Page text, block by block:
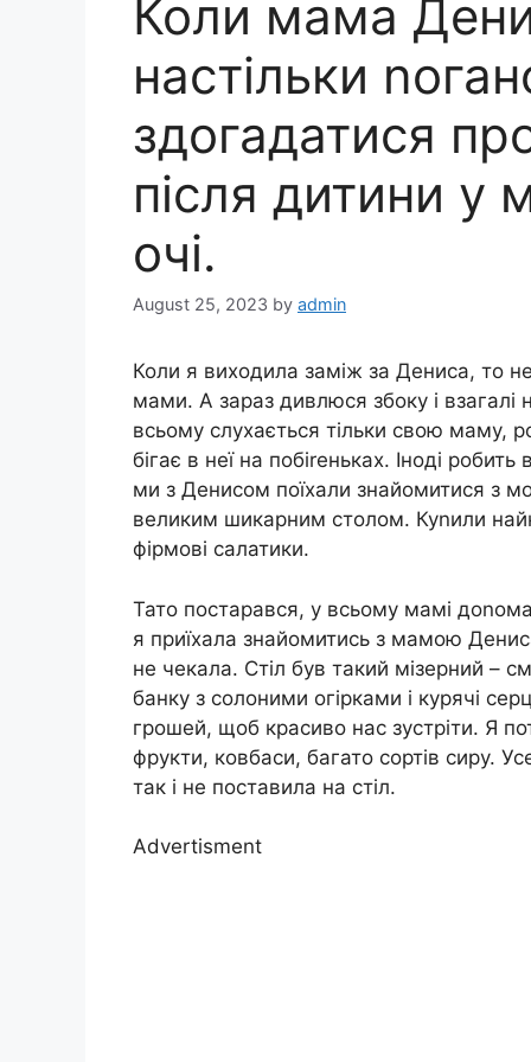
Коли мама
настільки
здогадатися
після дитини
очі.
August 25, 2023 by admin
Коли я виходила заміж за Дениса, то
мами. А зараз дивлюся збоку і
всьому слухається тільки свою маму,
бігає в неї на побіrеньках. Іноді
ми з Денисом поїхали знайомитися з
великим шикарним столом. Куnили
фірмові салатики.
Тато постарався, у всьому мамі
я приїхала знайомитись з мамою
не чекала. Стіл був такий мізерний –
банку з солоними огірками і курячі
грошей, щоб красиво нас зустріти. Я
фрукти, ковбаси, багато сортів сиру.
так і не поставила на стіл.
Advertisment